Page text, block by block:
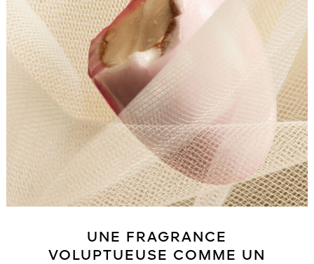
UNE FRAGRANCE
VOLUPTUEUSE COMME UN